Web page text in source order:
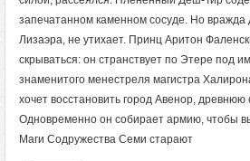
запечатанном каменном сосуде. Но вражда
Лизаэра, не утихает. Принц Аритон
скрываться: он странствует по Этере под
знаменитого менестреля магистра
хочет восстановить город Авенор, древнюю
Одновременно он собирает армию, чтобы
Маги Содружества Семи старают